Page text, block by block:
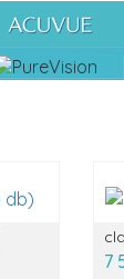
7